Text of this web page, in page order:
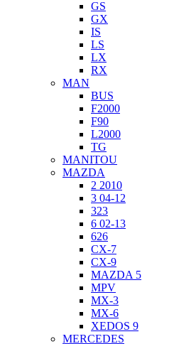
GS
GX
IS
LS
LX
RX
MAN
BUS
F2000
F90
L2000
TG
MANITOU
MAZDA
2 2010
3 04-12
323
6 02-13
626
CX-7
CX-9
MAZDA 5
MPV
MX-3
MX-6
XEDOS 9
MERCEDES